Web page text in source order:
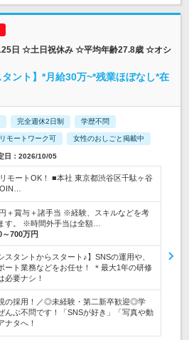
日 ☆土日祝休み ☆平均年齢27.8歳 ☆オシ
ント】*月給30万~*残業ほぼなし*在
完全週休2日制 学歴不問
リモートワーク可 女性のおしごと掲載中
日：2026/10/05
モートOK！ ■本社 東京都渋谷区千駄ヶ谷
＋賞与＋諸手当 ※経験、スキルなどを考
す。 ※時間外手当は全額…
～700万円
スタントからスタート♪】SNSの運用や、
ート業務などをお任せ！ ＊最大1年の研修
必要ナシ！
の採用！／◎未経験・第二新卒歓迎◎学
んぶ不問です！「SNSが好き」「写真や動
ナタへ！